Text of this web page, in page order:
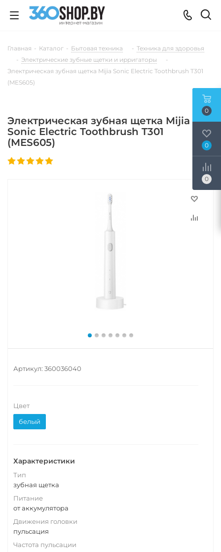
Главная - Каталог - Бытовая техника - Техника для здоровья
- Электрические зубные щетки и ирригаторы
-
Электрическая зубная щетка Mijia Sonic Electric Toothbrush T301
(MES605)
Электрическая зубная щетка Mijia
Sonic Electric Toothbrush T301
(MES605)
Артикул: 360036040
Цвет
белый
Характеристики
Тип
зубная щетка
Питание
от аккумулятора
Движения головки
пульсация
Частота пульсации
0
0
0